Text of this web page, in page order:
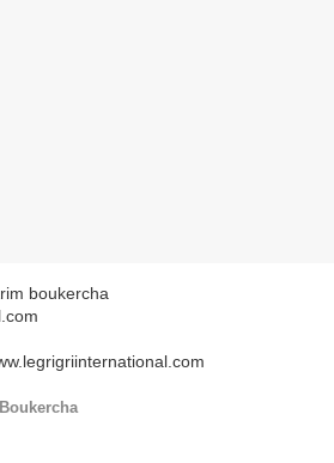
Boukercha